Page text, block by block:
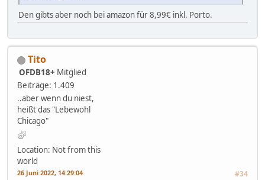
Den gibts aber noch bei amazon für 8,99€ inkl. Porto.
Tito
OFDB18+ Mitglied
Beiträge: 1.409
..aber wenn du niest,
heißt das "Lebewohl
Chicago"
Location: Not from this
world
26 Juni 2022, 14:29:04 #34